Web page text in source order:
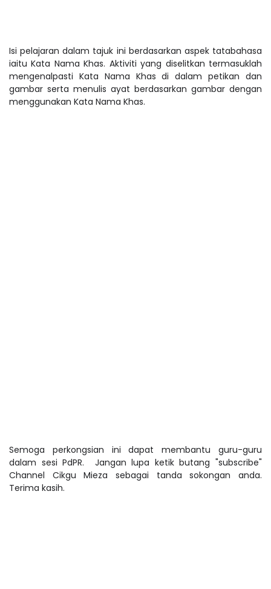
Isi pelajaran dalam tajuk ini berdasarkan aspek tatabahasa
iaitu Kata Nama Khas. Aktiviti yang diselitkan termasuklah
mengenalpasti Kata Nama Khas di dalam petikan dan
gambar serta menulis ayat berdasarkan gambar dengan
menggunakan Kata Nama Khas.
Semoga perkongsian ini dapat membantu guru-guru
dalam sesi PdPR. Jangan lupa ketik butang "subscribe"
Channel Cikgu Mieza sebagai tanda sokongan anda.
Terima kasih.